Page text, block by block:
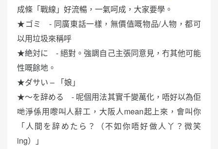
成條「戰線」好流暢，一氣呵成，大家要學。
★ゴミ - 同廣東話一樣，無價值嘅物品/人物，都可
以用垃圾來稱呼
★絶対に - 絕對。強調自己主張同意見，冇其他可能
性嘅餘地。
★ダサい – 「娘」
★〜を辞める - 呢個用法其實千變萬化，唔好以為佢
哋淨係用嚟叫人辭工，大阪人mean起上來，會叫你
「人間を辞めたら？（不如你唔好做人丫？微笑
ing）」